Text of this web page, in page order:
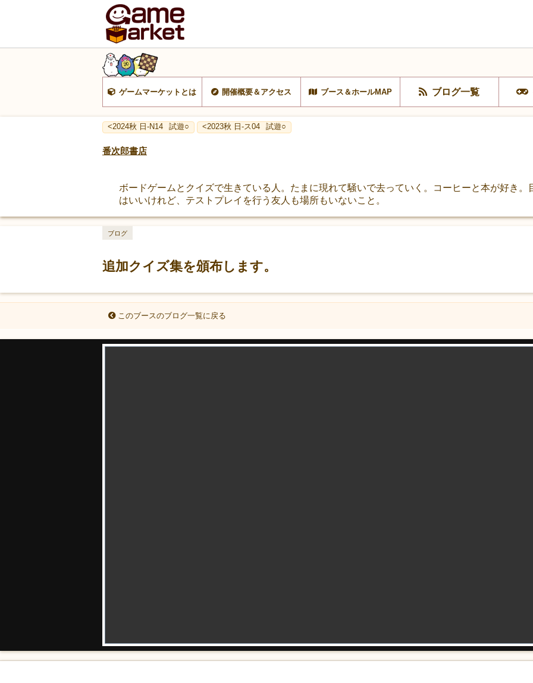
ゲームマーケットとは 開催概要＆アクセス ブース＆ホールMAP ブログ一覧
<2024秋 日-N14 試遊○ <2023秋 日-ス04 試遊○
番次郎書店
ボードゲームとクイズで生きている人。たまに現れて騒いで去っていく。コーヒーと本が好き
はいいけれど、テストプレイを行う友人も場所もいないこと。
追加クイズ集を頒布します。
ブログ
このブースのブログ一覧に戻る